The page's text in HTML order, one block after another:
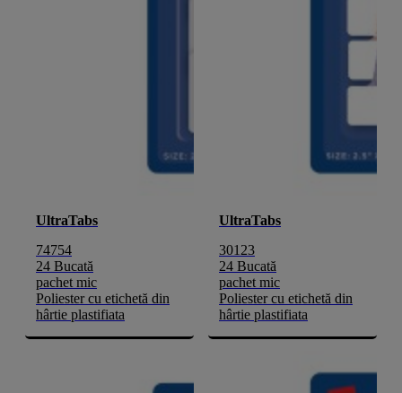
UltraTabs
74754
24 Bucată
pachet mic
Poliester cu etichetă din
hârtie plastifiata
UltraTabs
30123
24 Bucată
pachet mic
Poliester cu etichetă din
hârtie plastifiata